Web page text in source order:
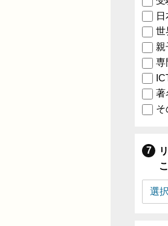
世
親
専
著
そ